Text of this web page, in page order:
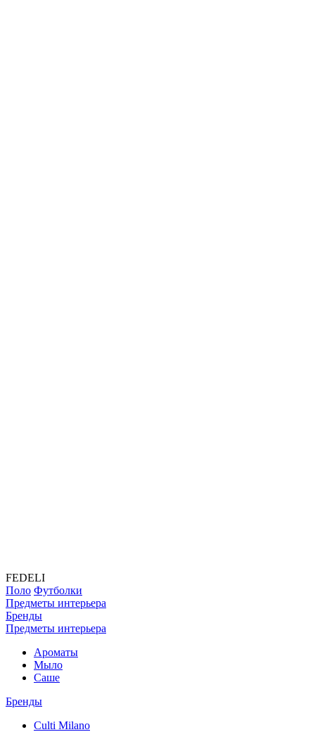
FEDELI
Поло Футболки
Предметы интерьера
Бренды
Предметы интерьера
Ароматы
Мыло
Саше
Бренды
Culti Milano